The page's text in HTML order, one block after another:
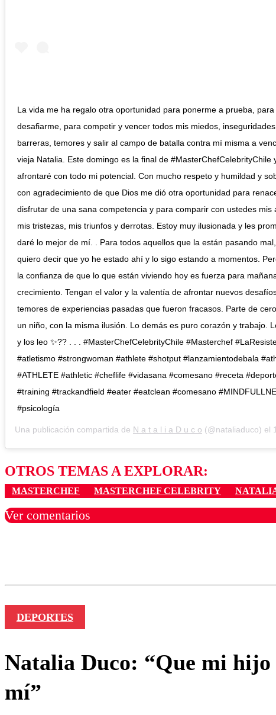
La vida me ha regalo otra oportunidad para ponerme a prueba, para
desafiarme, para competir y vencer todos mis miedos, inseguridades
barreras, temores y salir al campo de batalla contra mí misma a
vieja Natalia. Este domingo es la final de #MasterChefCelebrityChile
afrontaré con todo mi potencial. Con mucho respeto y humildad y
con agradecimiento de que Dios me dió otra oportunidad para
disfrutar de una sana competencia y para comparir con ustedes mis
mis tristezas, mis triunfos y derrotas. Estoy muy ilusionada y les
daré lo mejor de mí. . Para todos aquellos que la están pasando
quiero decir que yo he estado ahí y lo sigo estando a momentos.
la confianza de que lo que están viviendo hoy es fuerza para
crecimiento. Tengan el valor y la valentía de afrontar nuevos
temores de experiencias pasadas que fueron fracasos. Parte de
un niño, con la misma ilusión. Lo demás es puro corazón y trabajo.
y los leo ✨?? . . . #MasterChefCelebrityChile #Masterchef
#atletismo #strongwoman #athlete #shotput #lanzamientodebala
#ATHLETE #athletic #cheflife #vidasana #comesano #receta
#training #trackandfield #eater #eatclean #comesano
#psicología
Una publicación compartida de N a t a l i a D u c o (@nataliaduco) el
OTROS TEMAS A EXPLORAR:
MASTERCHEF MASTERCHEF CELEBRITY
Ver comentarios
DEPORTES
Natalia Duco: “Que mi hijo
mí”